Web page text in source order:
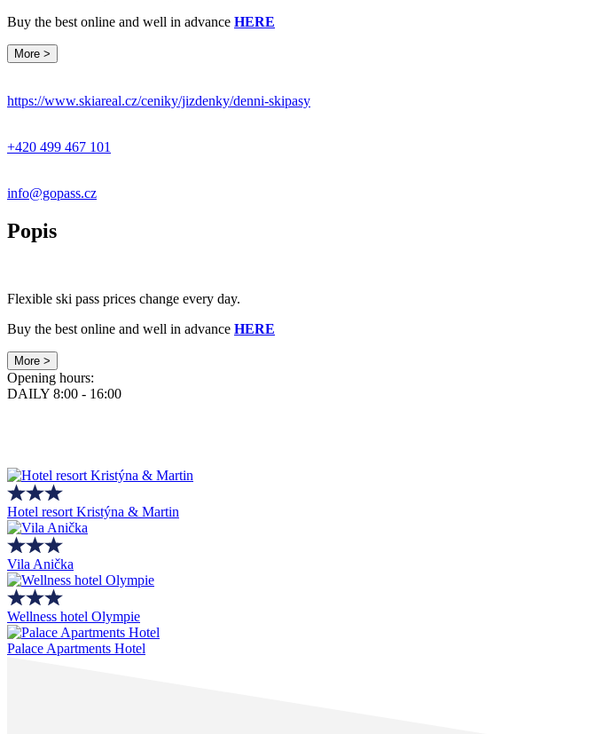
Buy the best online and well in advance HERE
More >
https://www.skiareal.cz/ceniky/jizdenky/denni-skipasy
+420 499 467 101
info@gopass.cz
Popis
Flexible ski pass prices change every day.
Buy the best online and well in advance HERE
More >
Opening hours:
DAILY 8:00 - 16:00
Hotel resort Kristýna & Martin
Vila Anička
Wellness hotel Olympie
Palace Apartments Hotel